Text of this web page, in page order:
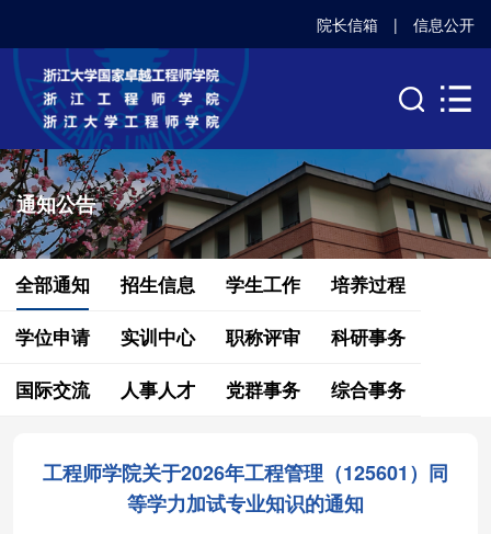
院长信箱 | 信息公开
通知公告
全部通知 招生信息 学生工作
培养过程
学位申请
实训中心 职称评审
科研事务
国际交流
人事人才 党群事务 综合事务
工程师学院关于2026年工程管理（125601）同
等学力加试专业知识的通知